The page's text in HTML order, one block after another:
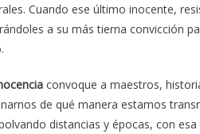
Cuando ese último inocente,
a su más tierna convicción
convoque a maestros,
de qué manera estamos
distancias y épocas, con